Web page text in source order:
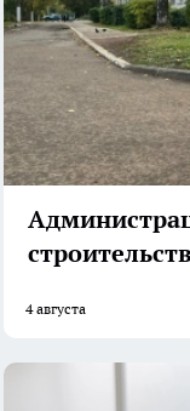
4 августа